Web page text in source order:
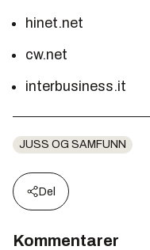
hinet.net
cw.net
interbusiness.it
JUSS OG SAMFUNN
Del
Kommentarer